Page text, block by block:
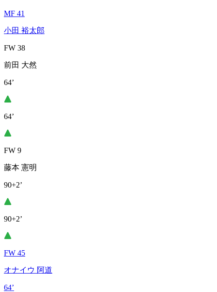
MF 41
小田 裕太郎
FW 38
前田 大然
64’
64’
FW 9
藤本 憲明
90+2’
90+2’
FW 45
オナイウ 阿道
64’